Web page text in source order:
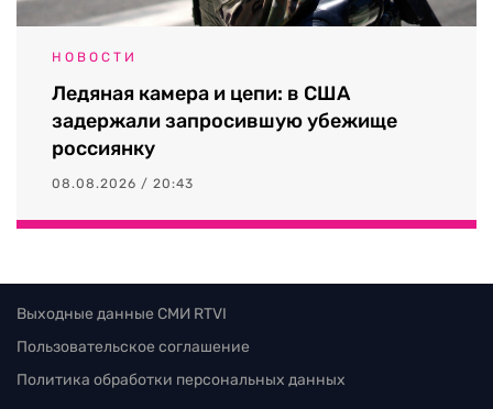
НОВОСТИ
Ледяная камера и цепи: в США
задержали запросившую убежище
россиянку
08.08.2026 / 20:43
Выходные данные СМИ RTVI
Пользовательское соглашение
Политика обработки персональных данных